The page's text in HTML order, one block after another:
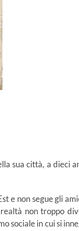
sua città, a dieci
e non segue gli
non troppo
sociale in cui si